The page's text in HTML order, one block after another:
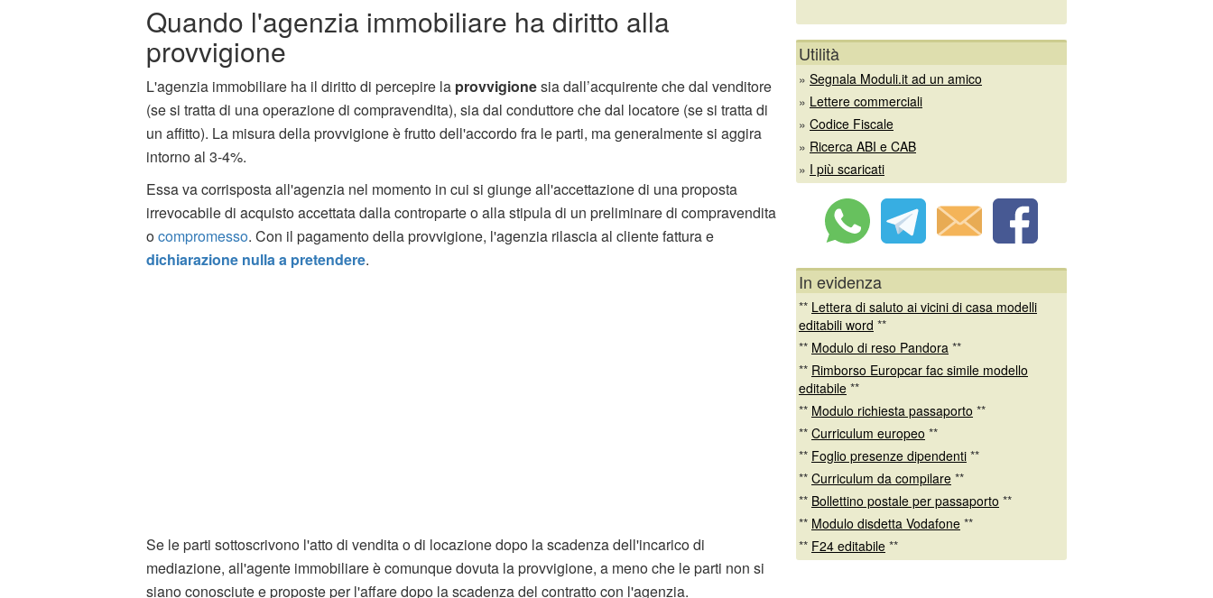
Quando l'agenzia immobiliare ha diritto alla
provvigione
L'agenzia immobiliare ha il diritto di percepire la provvigionesia dall’acquirente che dal venditore
(se si tratta di una operazione di compravendita), sia dal conduttore che dal locatore (se si tratta di
un affitto). La misura della provvigione è frutto dell'accordo fra le parti, ma generalmente si aggira
intorno al 3-4%.
Essa va corrisposta all'agenzia nel momento in cui si giunge all'accettazione di una proposta
irrevocabile di acquisto accettata dalla controparte o alla stipula di un preliminare di compravendita
ocompromesso. Con il pagamento della provvigione, l'agenzia rilascia al cliente fattura e
dichiarazione nulla a pretendere.
Se le parti sottoscrivono l'atto di vendita o di locazione dopo la scadenza dell'incarico di
mediazione, all'agente immobiliare è comunque dovuta la provvigione, a meno che le parti non si
siano conosciute e proposte per l'affare dopo la scadenza del contratto con l'agenzia.
Utilità
» Segnala Moduli.it ad un amico
» Lettere commerciali
» Codice Fiscale
» Ricerca ABI e CAB
» I più scaricati
In evidenza
** Lettera di saluto ai vicini di casa modelli
editabili word **
** Modulo di reso Pandora **
** Rimborso Europcar fac simile modello
editabile **
** Modulo richiesta passaporto **
** Curriculum europeo **
** Foglio presenze dipendenti **
** Curriculum da compilare **
** Bollettino postale per passaporto **
** Modulo disdetta Vodafone **
** F24 editabile **